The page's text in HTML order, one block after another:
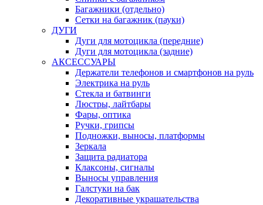
Багажники (отдельно)
Сетки на багажник (пауки)
ДУГИ
Дуги для мотоцикла (передние)
Дуги для мотоцикла (задние)
АКСЕССУАРЫ
Держатели телефонов и смартфонов на руль
Электрика на руль
Стекла и батвинги
Люстры, лайтбары
Фары, оптика
Ручки, грипсы
Подножки, выносы, платформы
Зеркала
Защита радиатора
Клаксоны, сигналы
Выносы управления
Галстуки на бак
Декоративные украшательства